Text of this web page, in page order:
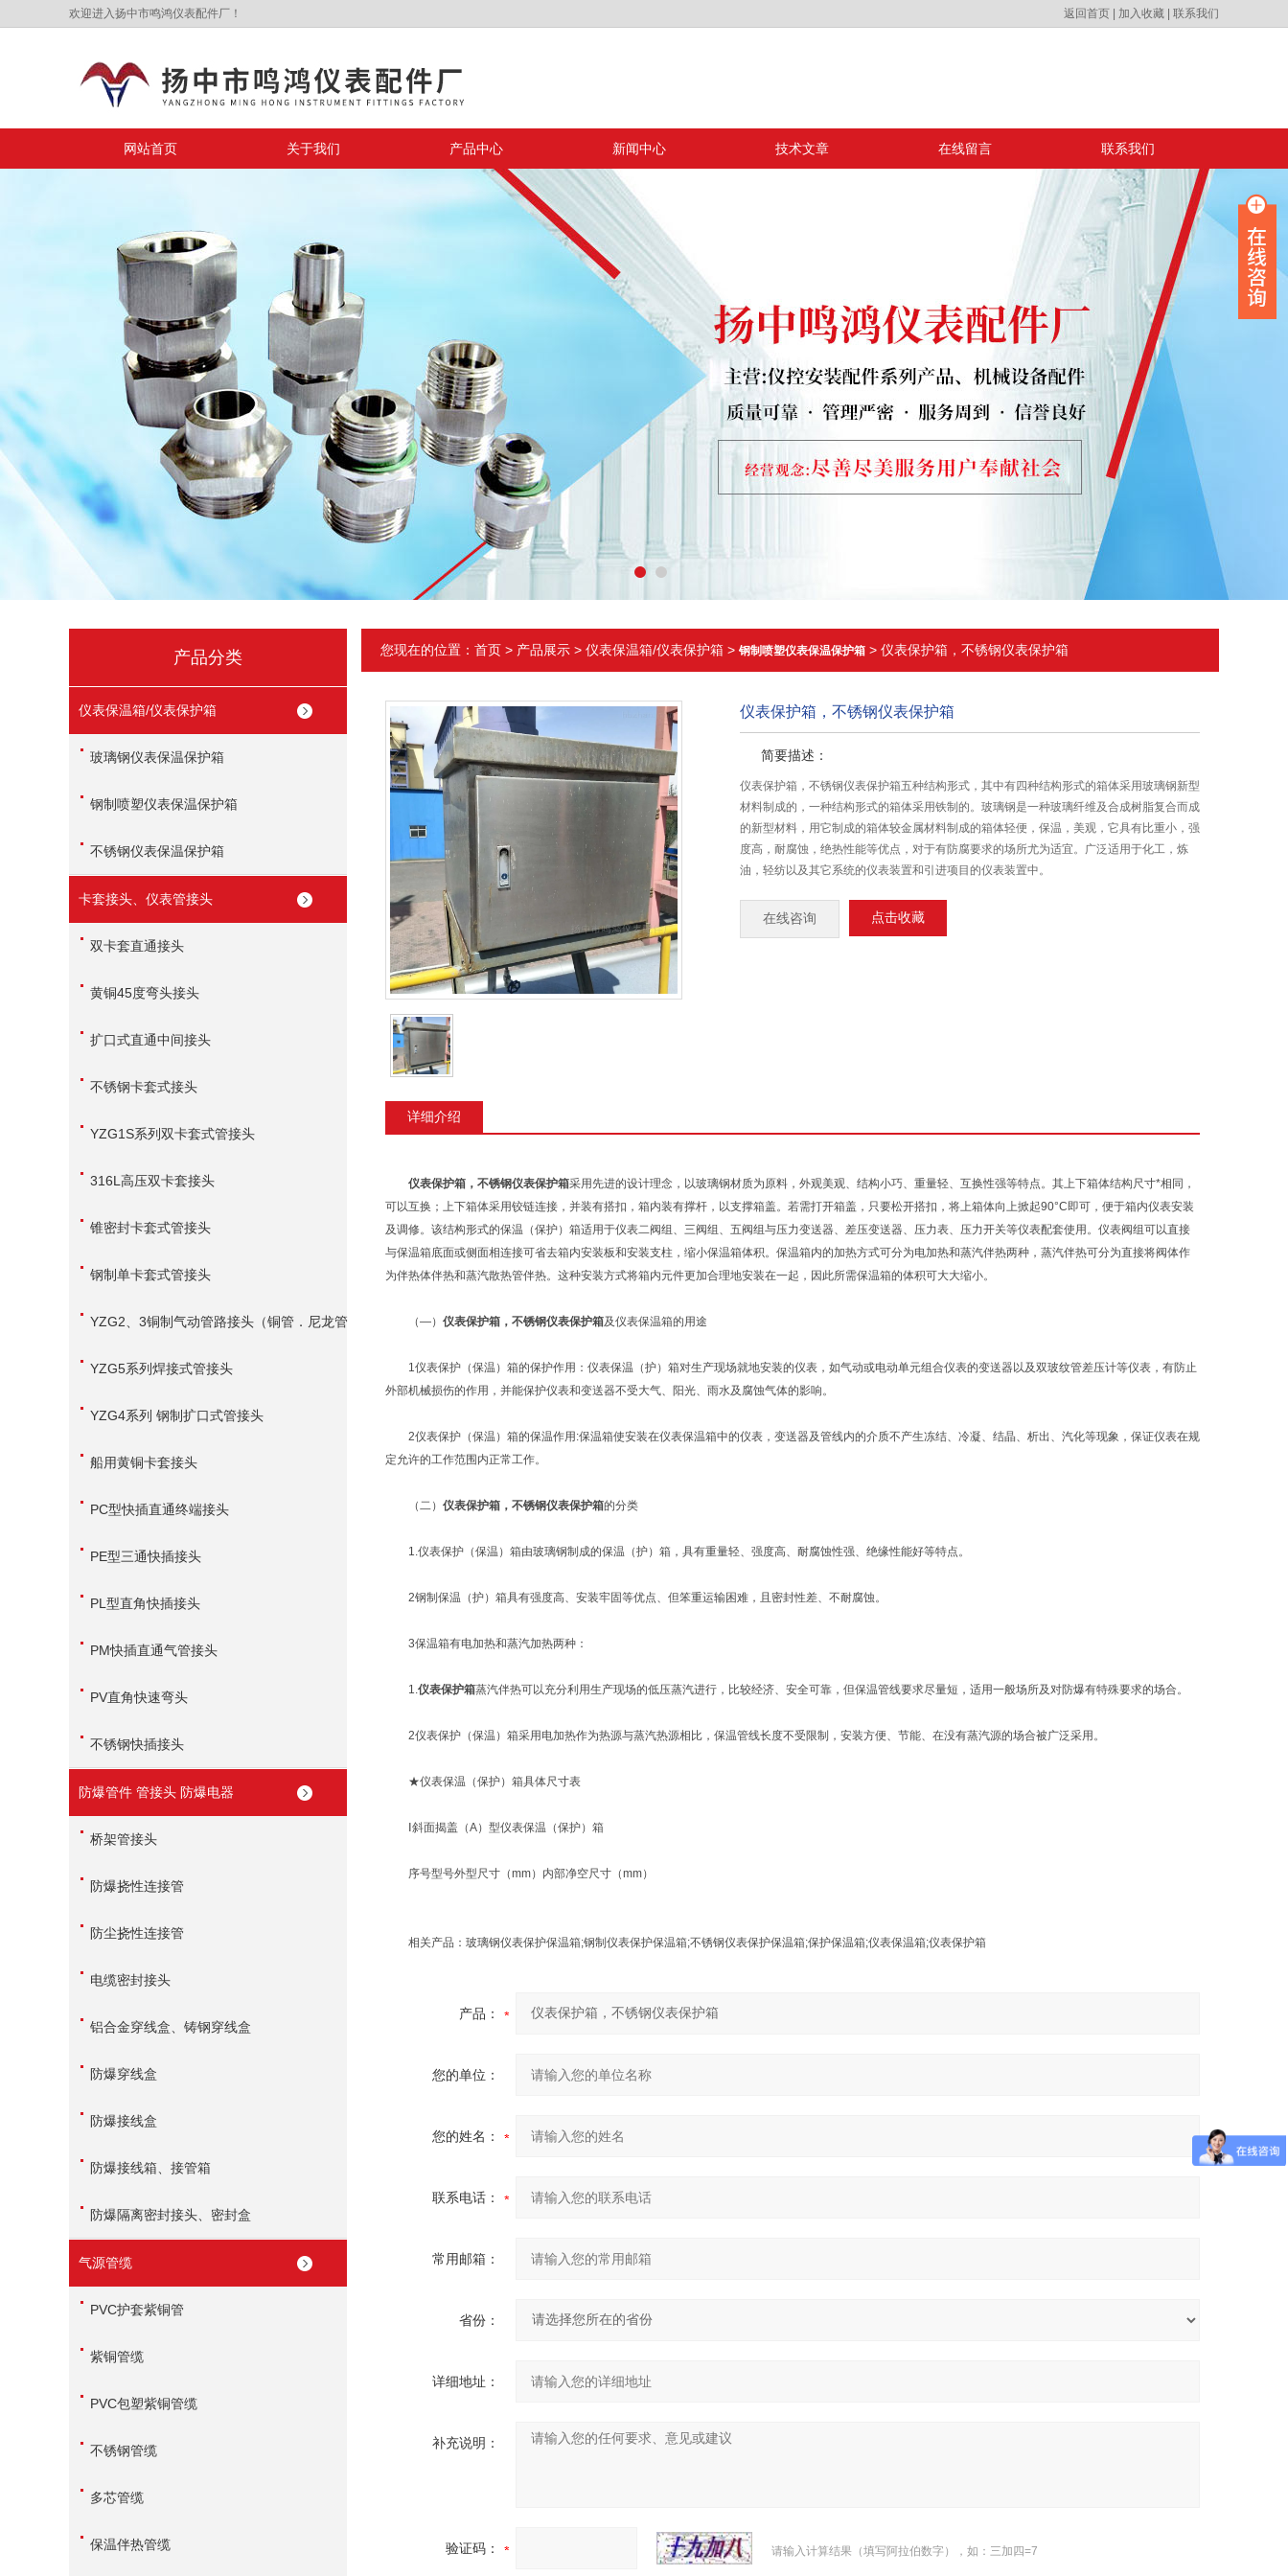
欢迎进入扬中市鸣鸿仪表配件厂！ 返回首页 加入收藏 联系我们
网站首页 关于我们 产品中心 新闻中心 技术文章 在线留言 联系我们
产品分类
仪表保温箱/仪表保护箱
玻璃钢仪表保温保护箱
钢制喷塑仪表保温保护箱
不锈钢仪表保温保护箱
卡套接头、仪表管接头
双卡套直通接头
黄铜45度弯头接头
扩口式直通中间接头
不锈钢卡套式接头
YZG1S系列双卡套式管接头
316L高压双卡套接头
锥密封卡套式管接头
钢制单卡套式管接头
YZG2、3铜制气动管路接头（铜管．尼龙管
用）
YZG5系列焊接式管接头
YZG4系列 钢制扩口式管接头
船用黄铜卡套接头
PC型快插直通终端接头
PE型三通快插接头
PL型直角快插接头
PM快插直通气管接头
PV直角快速弯头
不锈钢快插接头
防爆管件 管接头 防爆电器
桥架管接头
防爆挠性连接管
防尘挠性连接管
电缆密封接头
铝合金穿线盒、铸钢穿线盒
防爆穿线盒
防爆接线盒
防爆接线箱、接管箱
防爆隔离密封接头、密封盒
气源管缆
PVC护套紫铜管
紫铜管缆
PVC包塑紫铜管缆
不锈钢管缆
多芯管缆
保温伴热管缆
您现在的位置： 首页 > 产品展示 > 仪表保温箱/仪表保护箱 > 钢制喷塑仪表保温保护箱 > 仪表保护箱，不锈钢仪表保护箱
仪表保护箱，不锈钢仪表保护箱
简要描述：
仪表保护箱，不锈钢仪表保护箱五种结构形式，其中有四种结构形式的箱体采用玻璃钢新型
材料制成的，一种结构形式的箱体采用铁制的。玻璃钢是一种玻璃纤维及合成树脂复合而成
的新型材料，用它制成的箱体较金属材料制成的箱体轻便，保温，美观，它具有比重小，强
度高，耐腐蚀，绝热性能等优点，对于有防腐要求的场所尤为适宜。广泛适用于化工，炼
油，轻纺以及其它系统的仪表装置和引进项目的仪表装置中。
在线咨询 点击收藏
详细介绍
仪表保护箱， 不锈钢仪表保护箱采用先进的设计理念，以玻璃钢材质为原料，外观美观、结构小巧、重量轻、互换性强等特点。其上下箱体结构尺寸*相同，
可以互换；上下箱体采用铰链连接，并装有搭扣，箱内装有撑杆，以支撑箱盖。若需打开箱盖，只要松开搭扣，将上箱体向上掀起90°C即可，便于箱内仪表安装
及调修。该结构形式的保温（保护）箱适用于仪表二阀组、三阀组、五阀组与压力变送器、差压变送器、压力表、压力开关等仪表配套使用。仪表阀组可以直接
与保温箱底面或侧面相连接可省去箱内安装板和安装支柱，缩小保温箱体积。保温箱内的加热方式可分为电加热和蒸汽伴热两种，蒸汽伴热可分为直接将阀体作
为伴热体伴热和蒸汽散热管伴热。这种安装方式将箱内元件更加合理地安装在一起，因此所需保温箱的体积可大大缩小。
（—） 仪表保护箱， 不锈钢仪表保护箱及仪表保温箱的用途
1仪表保护（保温）箱的保护作用：仪表保温（护）箱对生产现场就地安装的仪表，如气动或电动单元组合仪表的变送器以及双玻纹管差压计等仪表，有防止
外部机械损伤的作用，并能保护仪表和变送器不受大气、阳光、雨水及腐蚀气体的影响。
2仪表保护（保温）箱的保温作用:保温箱使安装在仪表保温箱中的仪表，变送器及管线内的介质不产生冻结、冷凝、结晶、析出、汽化等现象，保证仪表在规
定允许的工作范围内正常工作。
（二） 仪表保护箱， 不锈钢仪表保护箱的分类
1.仪表保护（保温）箱由玻璃钢制成的保温（护）箱，具有重量轻、强度高、耐腐蚀性强、绝缘性能好等特点。
2钢制保温（护）箱具有强度高、安装牢固等优点、但笨重运输困难，且密封性差、不耐腐蚀。
3保温箱有电加热和蒸汽加热两种：
1.仪表保护箱蒸汽伴热可以充分利用生产现场的低压蒸汽进行，比较经济、安全可靠，但保温管线要求尽量短，适用一般场所及对防爆有特殊要求的场合。
2仪表保护（保温）箱采用电加热作为热源与蒸汽热源相比，保温管线长度不受限制，安装方便、节能、在没有蒸汽源的场合被广泛采用。
★仪表保温（保护）箱具体尺寸表
Ⅰ斜面揭盖（A）型仪表保温（保护）箱
序号型号外型尺寸（mm）内部净空尺寸（mm）
相关产品：玻璃钢仪表保护保温箱;钢制仪表保护保温箱;不锈钢仪表保护保温箱;保护保温箱;仪表保温箱;仪表保护箱
产品：
您的单位：
您的姓名：
联系电话：
常用邮箱：
省份：
详细地址：
补充说明：
验证码： 请输入计算结果（填写阿拉伯数字），如：三加四=7